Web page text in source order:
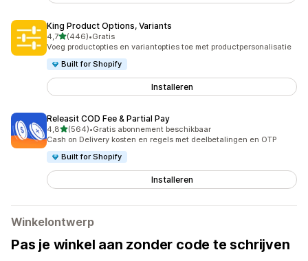
King Product Options, Variants
4,7van 5 sterren
(446)
446 recensies in totaal
•Gratis
Voeg productopties en variantopties toe met productpersonalisatie
Built for Shopify
Installeren
Releasit COD Fee & Partial Pay
4,8van 5 sterren
(564)
564 recensies in totaal
•Gratis abonnement beschikbaar
Cash on Delivery kosten en regels met deelbetalingen en OTP
Built for Shopify
Installeren
Winkelontwerp
Pas je winkel aan zonder code te schrijven